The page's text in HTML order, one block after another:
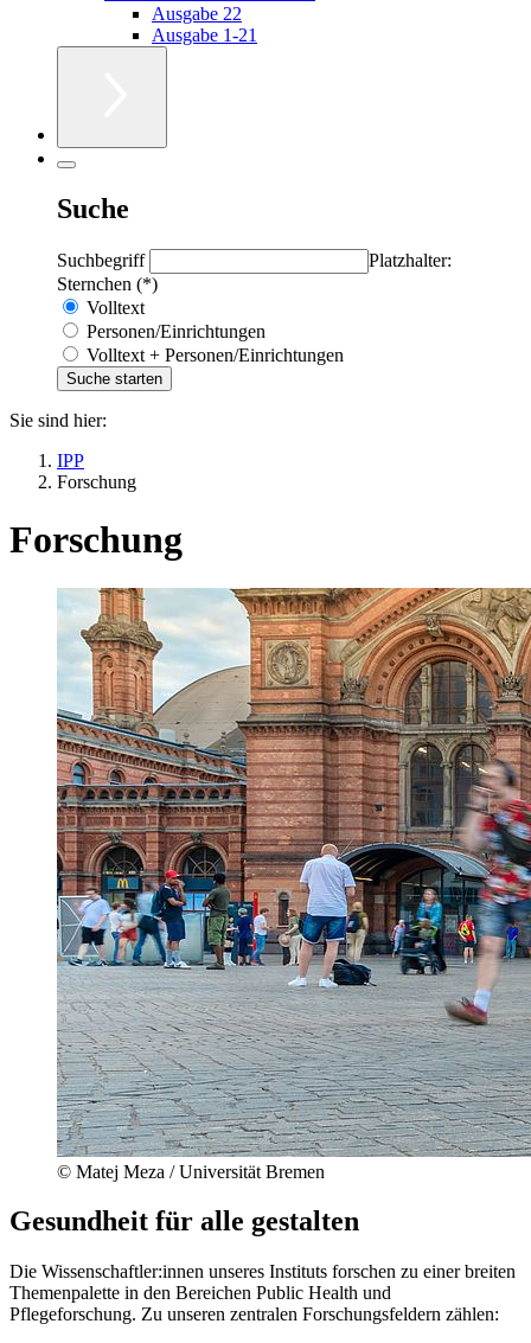
Ausgabe 22
Ausgabe 1-21
Suche
Suchbegriff
Platzhalter:
Sternchen (*)
Volltext
Personen/Einrichtungen
Volltext + Personen/Einrichtungen
Sie sind hier:
IPP
Forschung
Forschung
© Matej Meza / Universität Bremen
Gesundheit für alle gestalten
Die Wissenschaftler:innen unseres Instituts forschen zu einer breiten
Themenpalette in den Bereichen Public Health und
Pflegeforschung. Zu unseren zentralen Forschungsfeldern zählen: